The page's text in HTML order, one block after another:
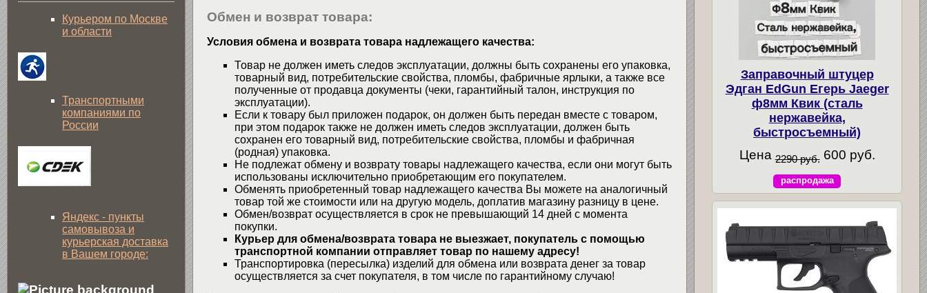
Обмен и возврат товара:
Условия обмена и возврата товара надлежащего качества:
Товар не должен иметь следов эксплуатации, должны быть сохранены его упаковка,
товарный вид, потребительские свойства, пломбы, фабричные ярлыки, а также все
полученные от продавца документы (чеки, гарантийный талон, инструкция по
эксплуатации).
Если к товару был приложен подарок, он должен быть передан вместе с товаром,
при этом подарок также не должен иметь следов эксплуатации, должен быть
сохранен его товарный вид, потребительские свойства, пломбы и фабричная
(родная) упаковка.
Не подлежат обмену и возврату товары надлежащего качества, если они могут быть
использованы исключительно приобретающим его покупателем.
Обменять приобретенный товар надлежащего качества Вы можете на аналогичный
товар той же стоимости или на другую модель, доплатив магазину разницу в цене.
Обмен/возврат осуществляется в срок не превышающий 14 дней с момента
покупки.
Курьер для обмена/возврата товара не выезжает, покупатель с помощью
транспортной компании отправляет товар по нашему адресу!
Транспортировка (пересылка) изделий для обмена или возврата денег за товар
осуществляется за счет покупателя, в том числе по гарантийному случаю!
Курьером по Москве
и области
Транспортными
компаниями по
России
Яндекс - пункты
самовывоза и
курьерская доставка
в Вашем городе:
Заправочный штуцер
Эдган EdGun Егерь Jaeger
ф8мм Квик (сталь
нержавейка,
быстросъемный)
Цена 2290 руб. 600 руб.
распродажа